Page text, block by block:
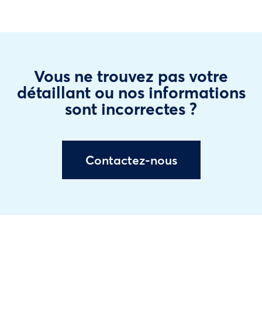
Vous ne trouvez pas votre
détaillant ou nos informations
sont incorrectes ?
Contactez-nous